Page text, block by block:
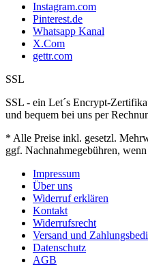
Instagram.com
Pinterest.de
Whatsapp Kanal
X.Com
gettr.com
SSL
SSL - ein Let´s Encrypt-
und bequem bei uns per
* Alle Preise inkl. gesetzl.
ggf. Nachnahmegebühren,
Impressum
Über uns
Widerruf erklären
Kontakt
Widerrufsrecht
Versand und
Datenschutz
AGB